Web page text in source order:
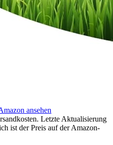
ansehen
Letzte Aktualisierung
ist der Preis auf der Amazon-